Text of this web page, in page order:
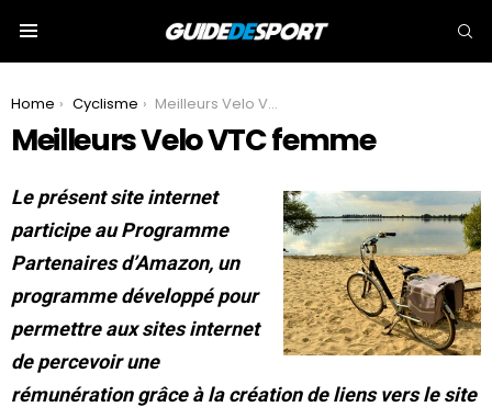
You are here:
Home Cyclisme Meilleurs Velo VTC femme
Meilleurs Velo VTC femme
Le présent site internet
participe au Programme
Partenaires d’Amazon, un
programme développé pour
permettre aux sites internet
de percevoir une
rémunération grâce à la création de liens vers le site